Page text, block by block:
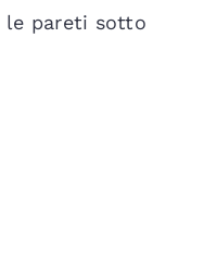
le pareti sotto